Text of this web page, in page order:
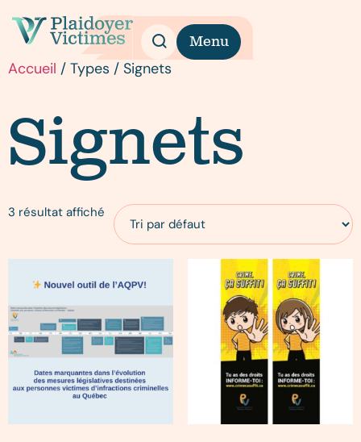
Menu
Accueil / Types / Signets
Signets
3 résultat affiché